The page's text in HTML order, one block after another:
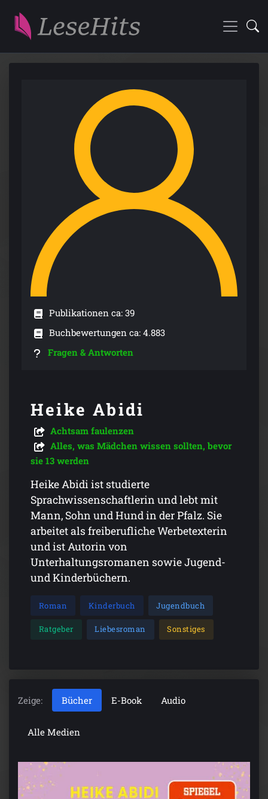
Publikationen ca: 39
Buchbewertungen ca: 4.883
Fragen & Antworten
Heike Abidi
Achtsam faulenzen
Alles, was Mädchen wissen sollten, bevor
sie 13 werden
Heike Abidi ist studierte
Sprachwissenschaftlerin und lebt mit
Mann, Sohn und Hund in der Pfalz. Sie
arbeitet als freiberufliche Werbetexterin
und ist Autorin von
Unterhaltungsromanen sowie Jugend-
und Kinderbüchern.
Roman Kinderbuch Jugendbuch
Ratgeber Liebesroman Sonstiges
Zeige: Bücher E-Book Audio
Alle Medien